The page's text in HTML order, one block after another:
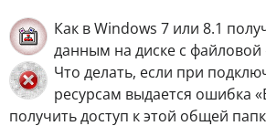
Как в Windows 7 или 8.1
данным на диске с файловой
Что делать, если при
ресурсам выдается ошибка
получить доступ к этой общей